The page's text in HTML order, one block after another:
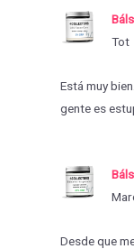
Tot
Está muy
gente es
Desde que